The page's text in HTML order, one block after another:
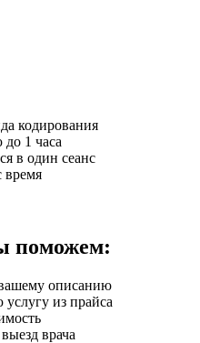
кодирования
1 часа
в один сеанс
время
поможем:
описанию
из прайса
врача